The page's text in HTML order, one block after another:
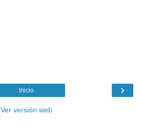
›
Inicio
Ver versión web